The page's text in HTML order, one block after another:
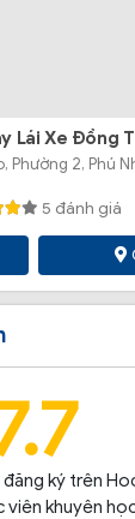
Lái Xe Đồng
Phường 2, Phú
5 đánh giá
ký trên
viên khuyên